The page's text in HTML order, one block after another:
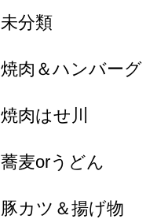
未分類
焼肉＆ハンバーグ
焼肉はせ川
蕎麦orうどん
豚カツ＆揚げ物